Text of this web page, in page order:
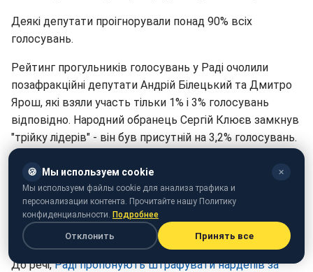
Деякі депутати проігнорували понад 90% всіх
голосувань.
Рейтинг прогульників голосувань у Раді очолили
позафракційні депутати Андрій Білецький та Дмитро
Ярош, які взяли участь тільки 1% і 3% голосувань
відповідно. Народний обранець Сергій Клюєв замкнув
"трійку лідерів" - він був присутній на 3,2% голосувань.
На порталі громадянської мережі "Опора" відзначили,
що в розрізі фракцій найбільш дисциплінованими є
«Народний фронт» (показник відвідуваності
пленарних засідань 88%), «Блок Петра Порошенко»
(86%) та Об'єднання «Самопоміч» (83%).
До речі,Раді пропонують штрафувати нардепів за
🍪 Мы используем cookie ✕
Мы используем файлы cookie для анализа трафика и
персонализации контента. Прочитайте нашу Политику
конфиденциальности. Подробнее
Отклонить Принять все